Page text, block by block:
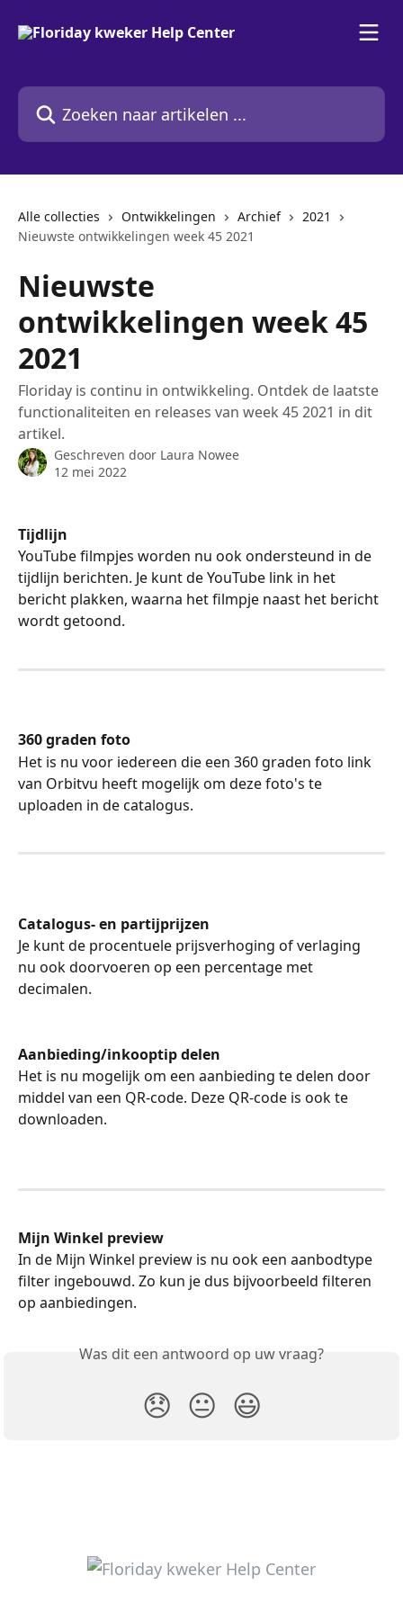
Zoeken naar artikelen ...
Alle collecties Ontwikkelingen Archief
2021
Nieuwste ontwikkelingen week 45 2021
Nieuwste
ontwikkelingen week 45
2021
Floriday is continu in ontwikkeling. Ontdek de laatste
functionaliteiten en releases van week 45 2021 in dit
artikel.
Geschreven door Laura Nowee
12 mei 2022
Tijdlijn
YouTube filmpjes worden nu ook ondersteund in de
tijdlijn berichten. Je kunt de YouTube link in het
bericht plakken, waarna het filmpje naast het bericht
wordt getoond.
360 graden foto
Het is nu voor iedereen die een 360 graden foto link
van Orbitvu heeft mogelijk om deze foto's te
uploaden in de catalogus.
Catalogus- en partijprijzen
Je kunt de procentuele prijsverhoging of verlaging
nu ook doorvoeren op een percentage met
decimalen.
Aanbieding/inkooptip delen
Het is nu mogelijk om een aanbieding te delen door
middel van een QR-code. Deze QR-code is ook te
downloaden.
Mijn Winkel preview
In de Mijn Winkel preview is nu ook een aanbodtype
filter ingebouwd. Zo kun je dus bijvoorbeeld filteren
op aanbiedingen.
Was dit een antwoord op uw vraag?
😞 😐 😃